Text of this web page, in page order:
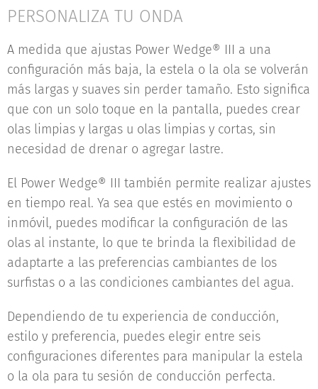
PERSONALIZA TU ONDA
A medida que ajustas Power Wedge® III a una
configuración más baja, la estela o la ola se volverán
más largas y suaves sin perder tamaño. Esto significa
que con un solo toque en la pantalla, puedes crear
olas limpias y largas u olas limpias y cortas, sin
necesidad de drenar o agregar lastre.
El Power Wedge® III también permite realizar ajustes
en tiempo real. Ya sea que estés en movimiento o
inmóvil, puedes modificar la configuración de las
olas al instante, lo que te brinda la flexibilidad de
adaptarte a las preferencias cambiantes de los
surfistas o a las condiciones cambiantes del agua.
Dependiendo de tu experiencia de conducción,
estilo y preferencia, puedes elegir entre seis
configuraciones diferentes para manipular la estela
o la ola para tu sesión de conducción perfecta.